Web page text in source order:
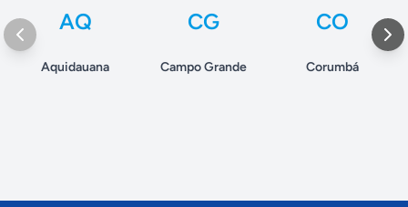
AQ
Aquidauana
CG
Campo Grande
CO
Corumbá